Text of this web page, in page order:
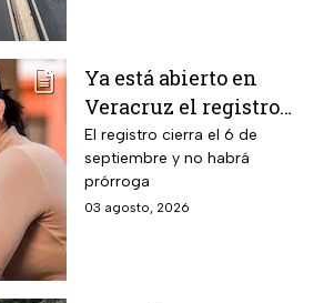
sanción de miles de pesos.
Ya está abierto en
Veracruz el registro
para becas de hasta
$3,000 pesos para
estudiantes de todos
los niveles: fecha
El registro cierra el 6 de
septiembre y no habrá
prórroga
03 agosto, 2026